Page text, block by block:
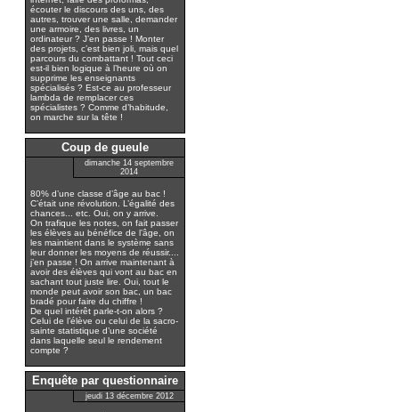
écouter le discours des uns, des
autres, trouver une salle, demander
une armoire, des livres, un
ordinateur ? J’en passe ! Monter
des projets, c’est bien joli, mais quel
parcours du combattant ! Tout ceci
est-il bien logique à l’heure où on
supprime les enseignants
spécialisés ? Est-ce au professeur
lambda de remplacer ces
spécialistes ? Comme d’habitude,
on marche sur la tête !
Coup de gueule
dimanche 14 septembre
2014
80% d’une classe d’âge au bac !
C’était une révolution. L’égalité des
chances... etc. Oui, on y arrive.
On trafique les notes, on fait passer
les élèves au bénéfice de l’âge, on
les maintient dans le système sans
leur donner les moyens de réussir....
j’en passe ! On arrive maintenant à
avoir des élèves qui vont au bac en
sachant tout juste lire. Oui, tout le
monde peut avoir son bac, un bac
bradé pour faire du chiffre !
De quel intérêt parle-t-on alors ?
Celui de l’élève ou celui de la sacro-
sainte statistique d’une société
dans laquelle seul le rendement
compte ?
Enquête par questionnaire
jeudi 13 décembre 2012